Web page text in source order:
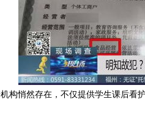
构悄然存在，不仅提供学生课后